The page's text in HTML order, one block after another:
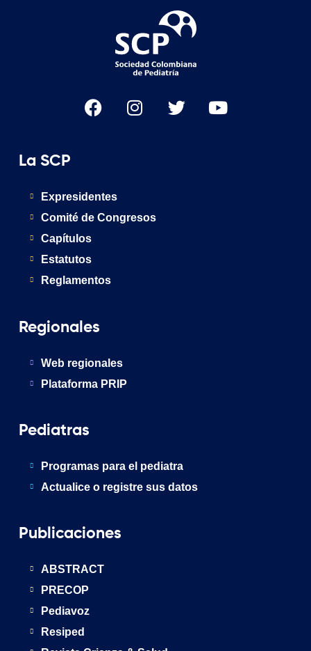
La SCP
Expresidentes
Comité de Congresos
Capítulos
Estatutos
Reglamentos
Regionales
Web regionales
Plataforma PRIP
Pediatras
Programas para el pediatra
Actualice o registre sus datos
Publicaciones
ABSTRACT
PRECOP
Pediavoz
Resiped